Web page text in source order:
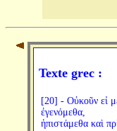
Texte grec :
[20] - Οὐκοῦν εἰ
ἐγενόμεθα,
ἠπιστάμεθα καὶ